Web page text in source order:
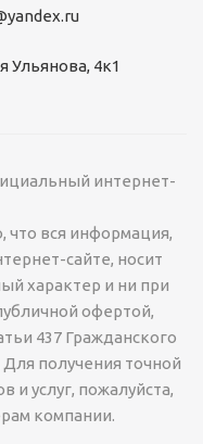
Ульянова, 4к1
интернет-
вся информация,
сайте, носит
характер и ни при
офертой,
437 Гражданского
получения точной
и услуг, пожалуйста,
компании.